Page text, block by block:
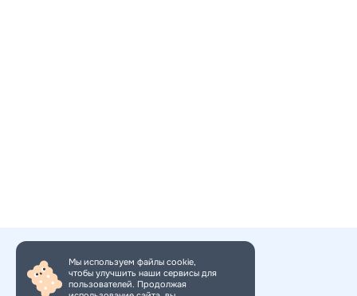
+7 (495) 150-34-11
Мы используем файлы cookie,
чтобы улучшить наши сервисы для
пользователей. Продолжая